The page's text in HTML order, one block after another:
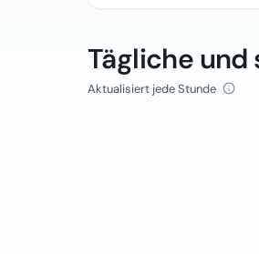
Tägliche
Aktualisiert jede Stunde